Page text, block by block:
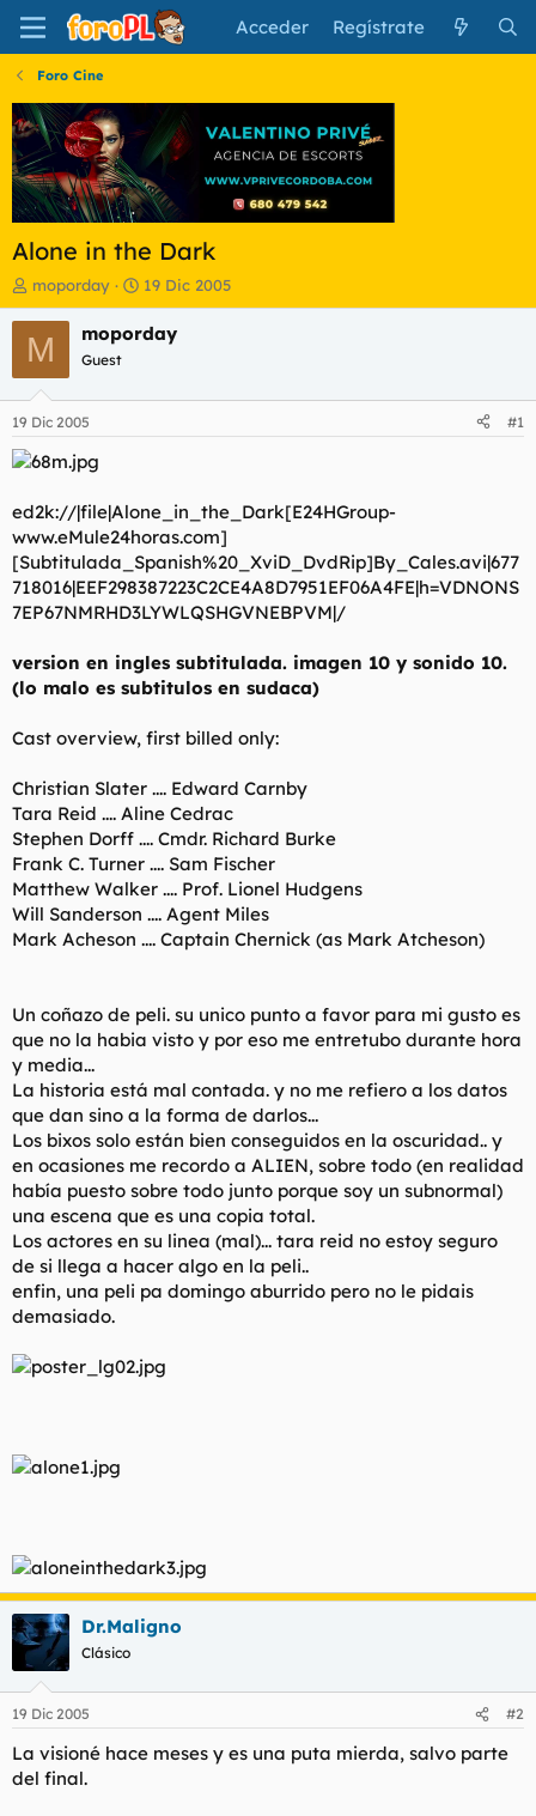
Acceder Regístrate
Foro Cine
Alone in the Dark
I
n
i
c
a
d
o
r
l
t
e
m
a
moporday
F
e
c
i
i
o
19 Dic 2005
M moporday
Guest
19 Dic 2005 #1
ed2k://|file|Alone_in_the_Dark[E24HGroup-
www.eMule24horas.com]
[Subtitulada_Spanish%20_XviD_DvdRip]By_Cales.avi|677
718016|EEF298387223C2CE4A8D7951EF06A4FE|h=VDNONS
7EP67NMRHD3LYWLQSHGVNEBPVM|/
version en ingles subtitulada. imagen 10 y sonido 10.
(lo malo es subtitulos en sudaca)
Cast overview, first billed only:
Christian Slater .... Edward Carnby
Tara Reid .... Aline Cedrac
Stephen Dorff .... Cmdr. Richard Burke
Frank C. Turner .... Sam Fischer
Matthew Walker .... Prof. Lionel Hudgens
Will Sanderson .... Agent Miles
Mark Acheson .... Captain Chernick (as Mark Atcheson)
Un coñazo de peli. su unico punto a favor para mi gusto es
que no la habia visto y por eso me entretubo durante hora
y media...
La historia está mal contada. y no me refiero a los datos
que dan sino a la forma de darlos...
Los bixos solo están bien conseguidos en la oscuridad.. y
en ocasiones me recordo a ALIEN, sobre todo (en realidad
había puesto sobre todo junto porque soy un subnormal)
una escena que es una copia total.
Los actores en su linea (mal)... tara reid no estoy seguro
de si llega a hacer algo en la peli..
enfin, una peli pa domingo aburrido pero no le pidais
demasiado.
Dr.Maligno
Clásico
19 Dic 2005 #2
La visioné hace meses y es una puta mierda, salvo parte
del final.